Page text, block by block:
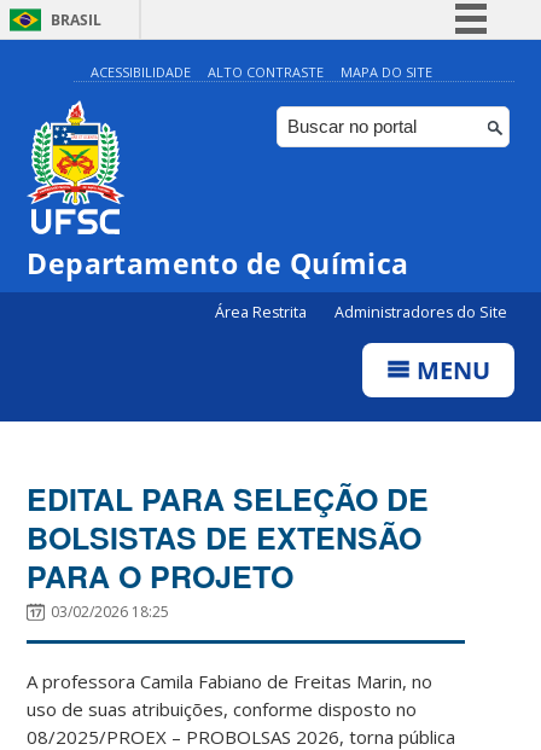
BRASIL
Simplifique!
Comunica BR
Participe
Canais
ACESSIBILIDADE ALTO CONTRASTE MAPA DO SITE
Departamento de Química
Área Restrita Administradores do Site
MENU
EDITAL PARA SELEÇÃO DE
BOLSISTAS DE EXTENSÃO
PARA O PROJETO
03/02/2026 18:25
A professora Camila Fabiano de Freitas Marin, no
uso de suas atribuições, conforme disposto no
08/2025/PROEX – PROBOLSAS 2026, torna pública